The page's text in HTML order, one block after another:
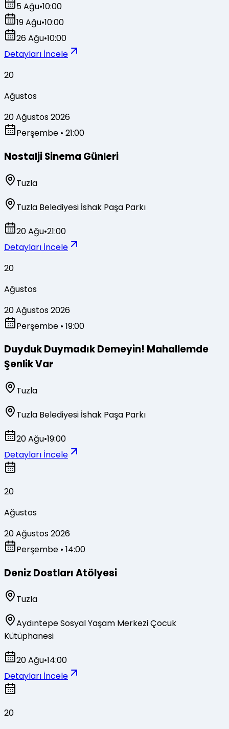
5 Ağu•10:00
19 Ağu•10:00
26 Ağu•10:00
Detayları İncele
20
Ağustos
20 Ağustos 2026
Perşembe • 21:00
Nostalji Sinema Günleri
Tuzla
Tuzla Belediyesi İshak Paşa Parkı
20 Ağu•21:00
Detayları İncele
20
Ağustos
20 Ağustos 2026
Perşembe • 19:00
Duyduk Duymadık Demeyin! Mahallemde
Şenlik Var
Tuzla
Tuzla Belediyesi İshak Paşa Parkı
20 Ağu•19:00
Detayları İncele
20
Ağustos
20 Ağustos 2026
Perşembe • 14:00
Deniz Dostları Atölyesi
Tuzla
Aydıntepe Sosyal Yaşam Merkezi Çocuk
Kütüphanesi
20 Ağu•14:00
Detayları İncele
20